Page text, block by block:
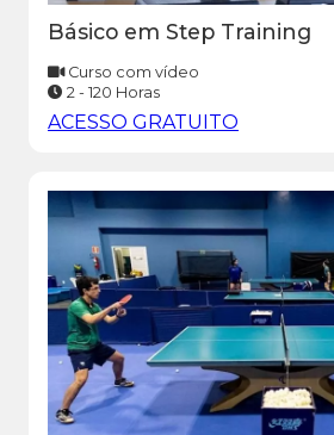
Básico em Step Training
Curso com vídeo
2 - 120 Horas
ACESSO GRATUITO